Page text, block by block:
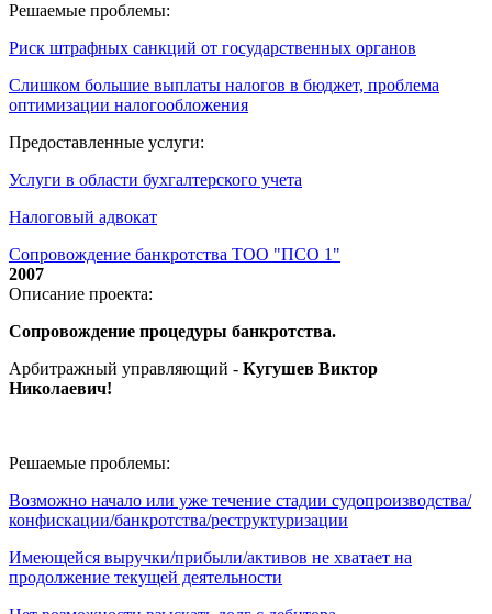
Решаемые проблемы:
Риск штрафных санкций от государственных органов
Слишком большие выплаты налогов в бюджет, проблема
оптимизации налогообложения
Предоставленные услуги:
Услуги в области бухгалтерского учета
Налоговый адвокат
Сопровождение банкротства ТОО "ПСО 1"
2007
Описание проекта:
Сопровождение процедуры банкротства.
Арбитражный управляющий - Кугушев Виктор
Николаевич!
Решаемые проблемы:
Возможно начало или уже течение стадии судопроизводства/
конфискации/банкротства/реструктуризации
Имеющейся выручки/прибыли/активов не хватает на
продолжение текущей деятельности